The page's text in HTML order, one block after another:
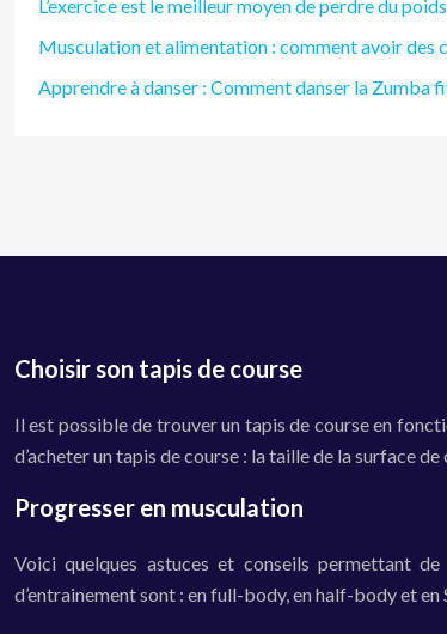
L’exercice est le meilleur moyen de perdre du poids
Musculation et alimentation : comment avoir des
Apprendre à danser : Comment danser la Zumba
Choisir son tapis de course
Il est possible de trouver un tapis de course en
d’acheter un tapis de course : la taille de la surface
Progresser en musculation
Voici quelques astuces et conseils permettant
d’entrainement sont : en full-body, en half-body et